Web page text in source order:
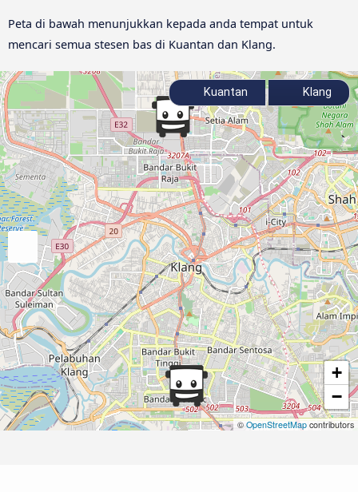
Peta di bawah menunjukkan kepada anda tempat untuk
mencari semua stesen bas di Kuantan dan Klang.
+
−
© OpenStreetMap contributors
Kuantan Klang